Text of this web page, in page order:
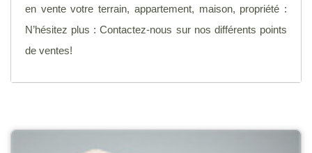
en vente votre terrain, appartement, maison, propriété :
N’hésitez plus : Contactez-nous sur nos différents points
de ventes!